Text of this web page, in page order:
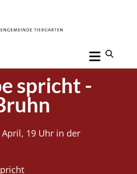
spricht -
19 Uhr in der